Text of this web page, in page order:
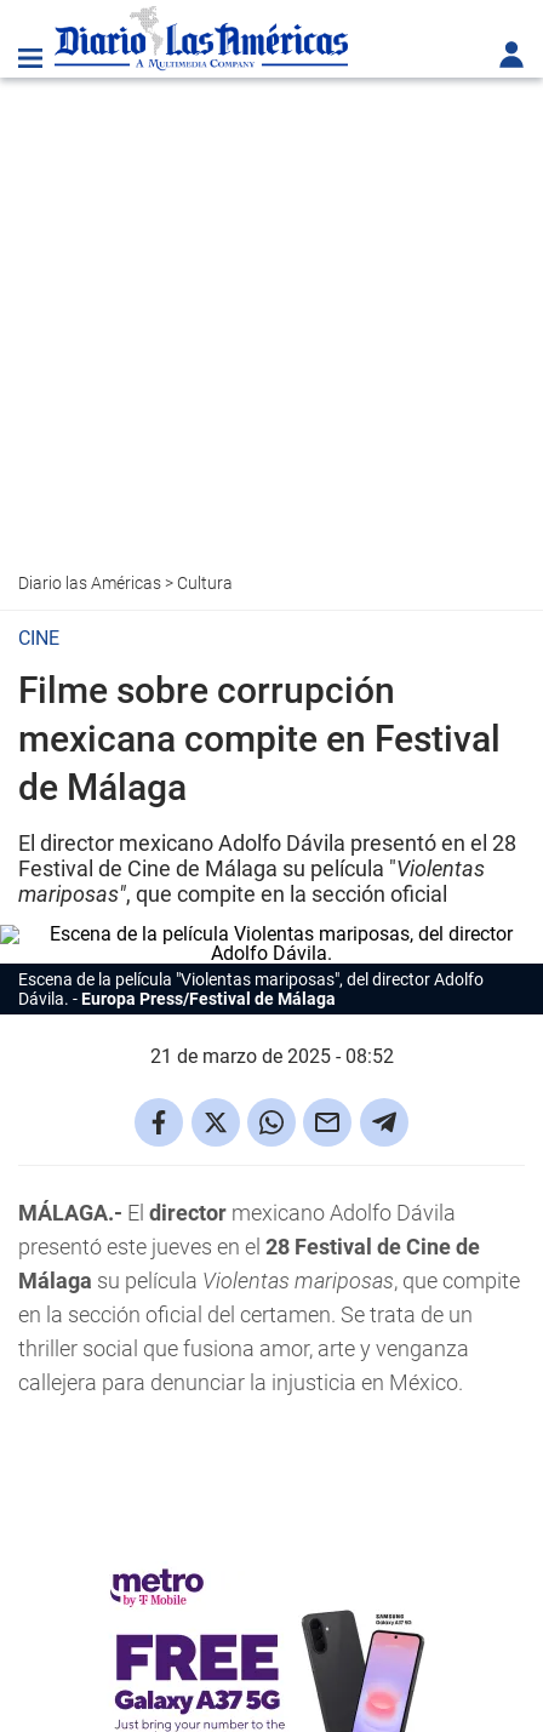
Diario las Américas> Cultura
CINE
Filme sobre corrupción
mexicana compite en Festival
de Málaga
El director mexicano Adolfo Dávila presentó en el 28
Festival de Cine de Málaga su película "Violentas
mariposas", que compite en la sección oficial
Escena de la película "Violentas mariposas", del director Adolfo
Dávila.
Europa Press/Festival de Málaga
21 de marzo de 2025 - 08:52
MÁLAGA.- El director mexicano Adolfo Dávila
presentó este jueves en el 28 Festival de Cine de
Málaga su película Violentas mariposas, que compite
en la sección oficial del certamen. Se trata de un
thriller social que fusiona amor, arte y venganza
callejera para denunciar la injusticia en México.